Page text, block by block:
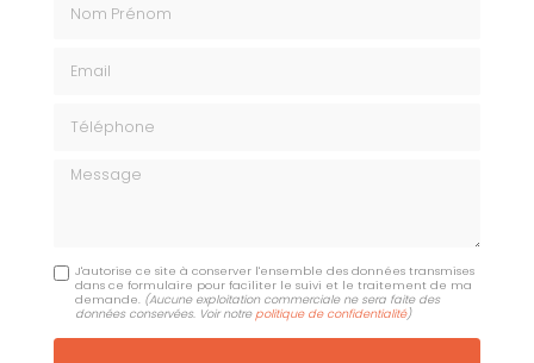
Message
J'autorise ce site à conserver l'ensemble des données transmises
dans ce formulaire pour faciliter le suivi et le traitement de ma
demande. (Aucune exploitation commerciale ne sera faite des
données conservées. Voir notre politique de confidentialité)